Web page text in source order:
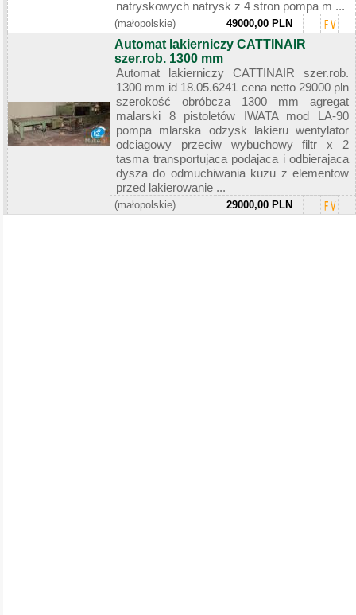
natryskowych natrysk z 4 stron pompa m ...
(małopolskie) 49000,00 PLN
Automat lakierniczy CATTINAIR
szer.rob. 1300 mm
Automat lakierniczy CATTINAIR szer.rob.
1300 mm id 18.05.6241 cena netto 29000 pln
szerokość obróbcza 1300 mm agregat
malarski 8 pistoletów IWATA mod LA-90
pompa mlarska odzysk lakieru wentylator
odciagowy przeciw wybuchowy filtr x 2
tasma transportujaca podajaca i odbierajaca
dysza do odmuchiwania kuzu z elementow
przed lakierowanie ...
(małopolskie) 29000,00 PLN